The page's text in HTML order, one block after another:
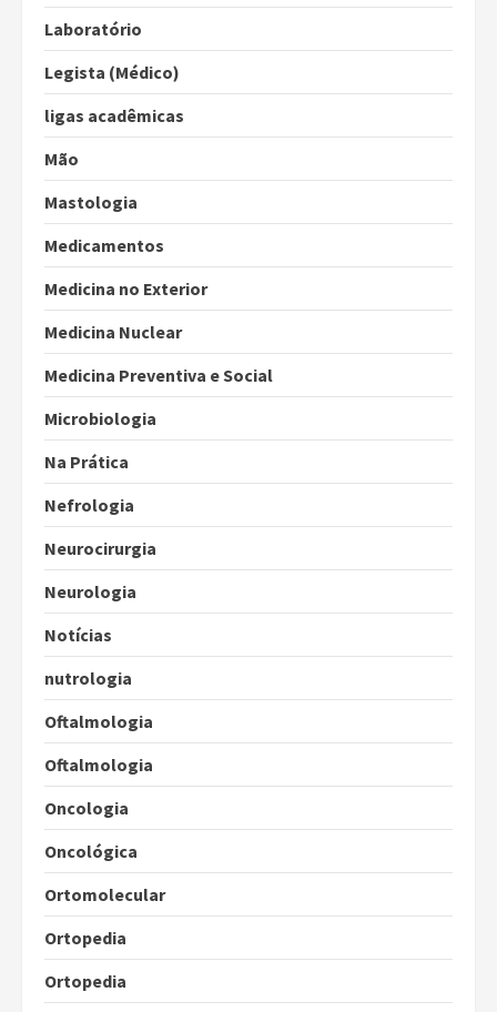
Laboratório
Legista (Médico)
ligas acadêmicas
Mão
Mastologia
Medicamentos
Medicina no Exterior
Medicina Nuclear
Medicina Preventiva e Social
Microbiologia
Na Prática
Nefrologia
Neurocirurgia
Neurologia
Notícias
nutrologia
Oftalmologia
Oftalmologia
Oncologia
Oncológica
Ortomolecular
Ortopedia
Ortopedia